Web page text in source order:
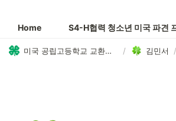
Home S4-H협력 청소년 미국 파견
미국 공립고등학교 교환학생 AYP 프로그램 / 김민서 /